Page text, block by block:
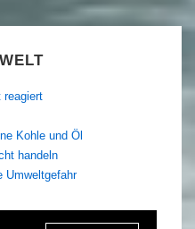
reagiert
Kohle und Öl
handeln
Umweltgefahr